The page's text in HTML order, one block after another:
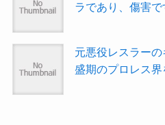
ラであり、傷害で
元悪役レスラー
盛期のプロレス